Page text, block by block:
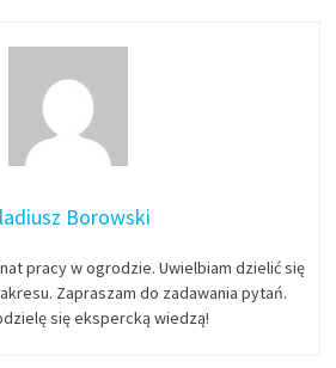
Borowski
pracy w ogrodzie. Uwielbiam dzielić się
Zapraszam do zadawania pytań.
się ekspercką wiedzą!